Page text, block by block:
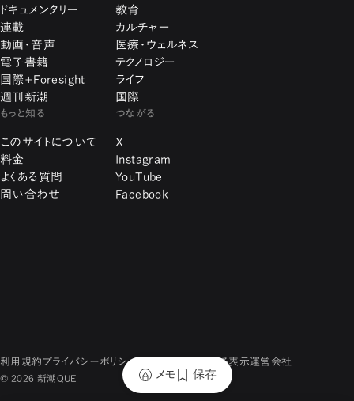
ドキュメンタリー
連載
動画・音声
電子書籍
国際+Foresight
週刊新潮
教育
カルチャー
医療・ウェルネス
テクノロジー
ライフ
国際
もっと知る
このサイトについて
料金
よくある質問
問い合わせ
つながる
X
Instagram
YouTube
Facebook
利用規約 プライバシーポリシー 特定商取引に関する表示運営会社
© 2026 新潮QUE メモ 保存